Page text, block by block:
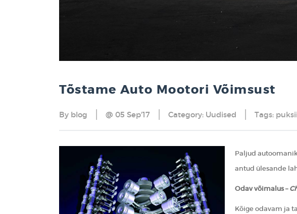
Tõstame Auto Mootori Võimsust
By blog @ 05 Sep'17 Category: Uudised Tags:
Paljud
antud ülesande
Odav võimalus –
Kõige odavam ja